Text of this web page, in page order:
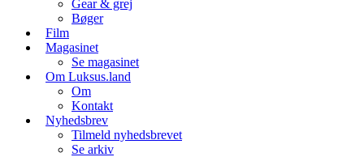
Gear & grej
Bøger
Film
Magasinet
Se magasinet
Om Luksus.land
Om
Kontakt
Nyhedsbrev
Tilmeld nyhedsbrevet
Se arkiv